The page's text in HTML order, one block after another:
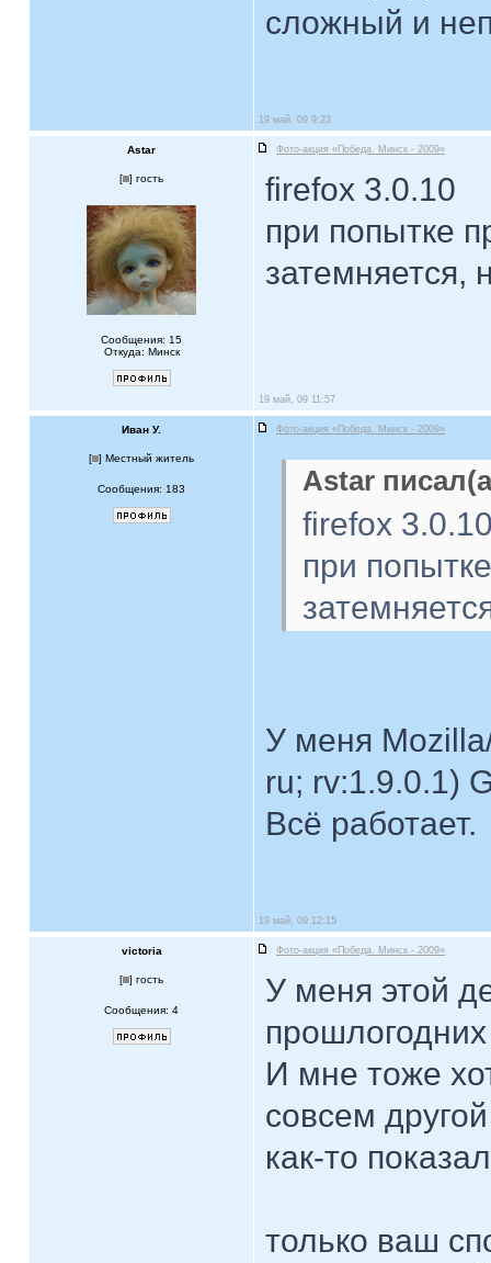
сложный и
19 май, 09 9:23
Astar Фото-акция «Победа. Минск - 2009»
[ ] гость
Сообщения: 15
Откуда: Минск
firefox 3.0.10
при попытке
затемняется,
19 май, 09 11:57
Иван У. Фото-акция «Победа. Минск - 2009»
[ ] Местный житель
Сообщения: 183 Astar
firefox
при
У меня
ru; rv:1.9.0.1)
Всё работает.
19 май, 09 12:15
victoria Фото-акция «Победа. Минск - 2009»
[ ] гость
Сообщения: 4
У меня этой
И мне тоже
совсем
как-то
только ваш